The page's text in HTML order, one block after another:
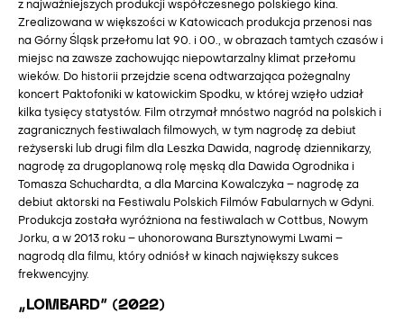
z najważniejszych produkcji współczesnego polskiego kina.
Zrealizowana w większości w Katowicach produkcja przenosi nas
na Górny Śląsk przełomu lat 90. i 00., w obrazach tamtych czasów i
miejsc na zawsze zachowując niepowtarzalny klimat przełomu
wieków. Do historii przejdzie scena odtwarzająca pożegnalny
koncert Paktofoniki w katowickim Spodku, w której wzięło udział
kilka tysięcy statystów. Film otrzymał mnóstwo nagród na polskich i
zagranicznych festiwalach filmowych, w tym nagrodę za debiut
reżyserski lub drugi film dla Leszka Dawida, nagrodę dziennikarzy,
nagrodę za drugoplanową rolę męską dla Dawida Ogrodnika i
Tomasza Schuchardta, a dla Marcina Kowalczyka – nagrodę za
debiut aktorski na Festiwalu Polskich Filmów Fabularnych w Gdyni.
Produkcja została wyróżniona na festiwalach w Cottbus, Nowym
Jorku, a w 2013 roku – uhonorowana Bursztynowymi Lwami –
nagrodą dla filmu, który odniósł w kinach największy sukces
frekwencyjny.
„LOMBARD” (2022)